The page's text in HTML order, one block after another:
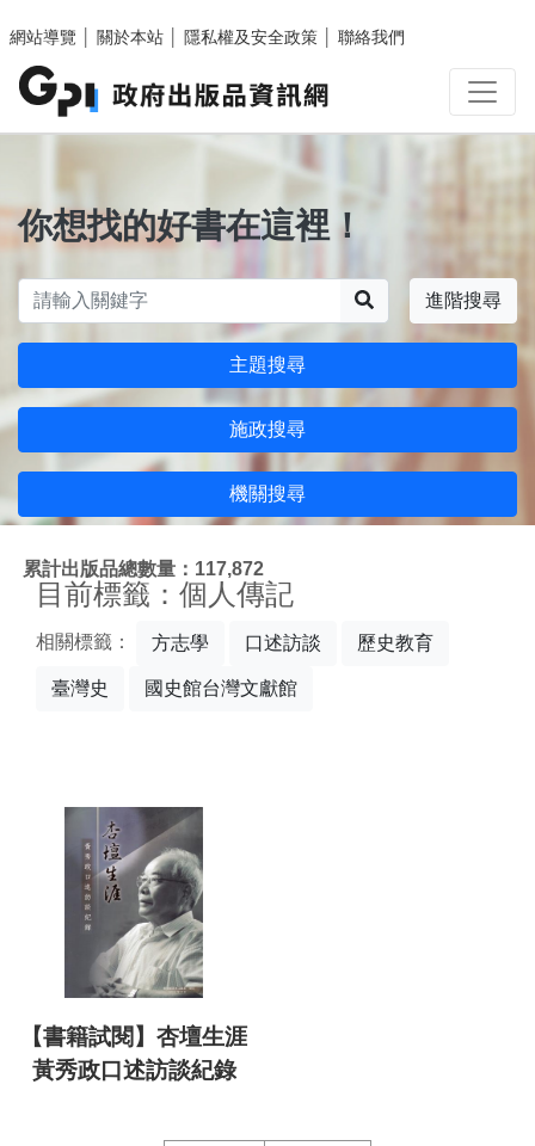
網站導覽
關於本站 隱私權及安全政策 聯絡我們
你想找的好書在這裡！
進階搜尋
主題搜尋
施政搜尋
機關搜尋
累計出版品總數量：117,872
目前標籤：個人傳記
相關標籤： 方志學 口述訪談 歷史教育
臺灣史 國史館台灣文獻館
【書籍試閱】杏壇生涯
黃秀政口述訪談紀錄